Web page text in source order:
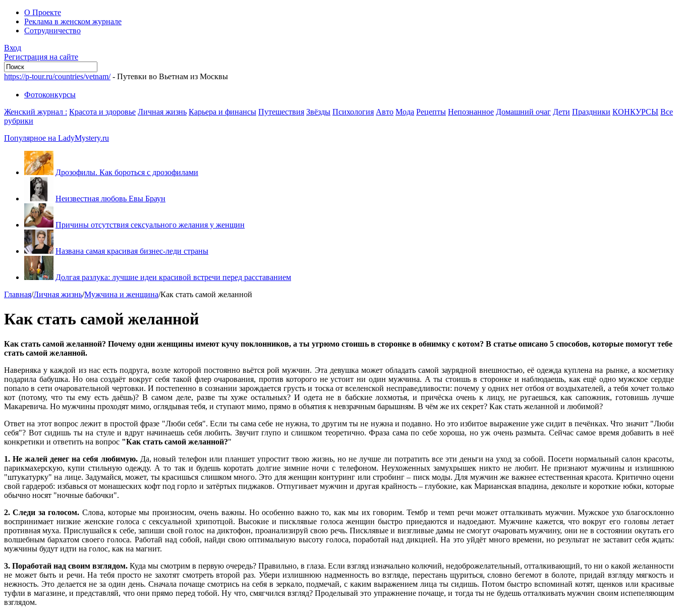
О Проекте
Реклама в женском журнале
Сотрудничество
Вход
Регистрация на сайте
https://p-tour.ru/countries/vetnam/- Путевки во Вьетнам из Москвы
Фотоконкурсы
Женский журнал : Красота и здоровье Личная жизнь Карьера и финансы Путешествия Звёзды Психология Авто Мода Рецепты Непознанное Домашний очаг Дети Праздники КОНКУРСЫ Все
рубрики
Популярное на LadyMystery.ru
Дрозофилы. Как бороться с дрозофилами
Неизвестная любовь Евы Браун
Причины отсутствия сексуального желания у женщин
Названа самая красивая бизнес-леди страны
Долгая разлука: лучшие идеи красивой встречи перед расставанием
Главная/Личная жизнь/Мужчина и женщина/Как стать самой желанной
Как стать самой желанной
Как стать самой желанной? Почему одни женщины имеют кучу поклонников, а ты угрюмо стоишь в сторонке в обнимку с котом? В статье описано 5 способов, которые помогут тебе
стать самой желанной.
Наверняка у каждой из нас есть подруга, возле которой постоянно вьётся рой мужчин. Эта девушка может обладать самой заурядной внешностью, её одежда куплена на рынке, а косметику
подарила бабушка. Но она создаёт вокруг себя такой флер очарования, против которого не устоит ни один мужчина. А ты стоишь в сторонке и наблюдаешь, как ещё одно мужское сердце
попало в сети очаровательной чертовки. И постепенно в сознании зарождается грусть и тоска от вселенской несправедливости: почему у одних нет отбоя от воздыхателей, а тебя хочет только
кот (потому, что ты ему есть даёшь)? В самом деле, разве ты хуже остальных? И одета не в бабские лохмотья, и причёска очень к лицу, не ругаешься, как сапожник, готовишь лучше
Макаревича. Но мужчины проходят мимо, оглядывая тебя, и ступают мимо, прямо в объятия к невзрачным барышням. В чём же их секрет? Как стать желанной и любимой?
Ответ на этот вопрос лежит в простой фразе "Люби себя". Если ты сама себе не нужна, то другим ты не нужна и подавно. Но это избитое выражение уже сидит в печёнках. Что значит "Люби
себя"? Вот сидишь ты на стуле и вдруг начинаешь себя любить. Звучит глупо и слишком теоретично. Фраза сама по себе хороша, но уж очень размыта. Сейчас самое время добавить в неё
конкретики и ответить на вопрос "Как стать самой желанной?"
1. Не жалей денег на себя любимую.Да, новый телефон или планшет упростит твою жизнь, но не лучше ли потратить все эти деньги на уход за собой. Посети нормальный салон красоты,
парикмахерскую, купи стильную одежду. А то так и будешь коротать долгие зимние ночи с телефоном. Неухоженных замухрышек никто не любит. Не признают мужчины и излишнюю
"штукатурку" на лице. Задумайся, может, ты красишься слишком много. Это для женщин контуринг или стробинг – писк моды. Для мужчин же важнее естественная красота. Критично оцени
свой гардероб: избавься от монашеских кофт под горло и затёртых пиджаков. Отпугивает мужчин и другая крайность – глубокие, как Марианская впадина, декольте и короткие юбки, которые
обычно носят "ночные бабочки".
2. Следи за голосом. Слова, которые мы произносим, очень важны. Но особенно важно то, как мы их говорим. Тембр и темп речи может отталкивать мужчин. Мужское ухо благосклонно
воспринимает низкие женские голоса с сексуальной хрипотцой. Высокие и писклявые голоса женщин быстро приедаются и надоедают. Мужчине кажется, что вокруг его головы летает
противная муха. Прислушайся к себе, запиши свой голос на диктофон, проанализируй свою речь. Писклявые и визгливые дамы не смогут очаровать мужчину, они не в состоянии окутать его
волшебным бархатом своего голоса. Работай над собой, найди свою оптимальную высоту голоса, поработай над дикцией. На это уйдёт много времени, но результат не заставит себя ждать:
мужчины будут идти на голос, как на магнит.
3. Поработай над своим взглядом. Куда мы смотрим в первую очередь? Правильно, в глаза. Если взгляд изначально колючий, недоброжелательный, отталкивающий, то ни о какой желанности
не может быть и речи. На тебя просто не захотят смотреть второй раз. Убери излишнюю надменность во взгляде, перестань щуриться, словно бегемот в болоте, придай взгляду мягкость и
нежность. Это делается не за один день. Сначала почаще смотрись на себя в зеркало, подмечай, с каким выражением лица ты сидишь. Потом быстро вспоминай котят, щенков или красивые
туфли в магазине, и представляй, что они прямо перед тобой. Ну что, смягчился взгляд? Проделывай это упражнение почаще, и тогда ты не будешь отталкивать мужчин своим испепеляющим
взглядом.